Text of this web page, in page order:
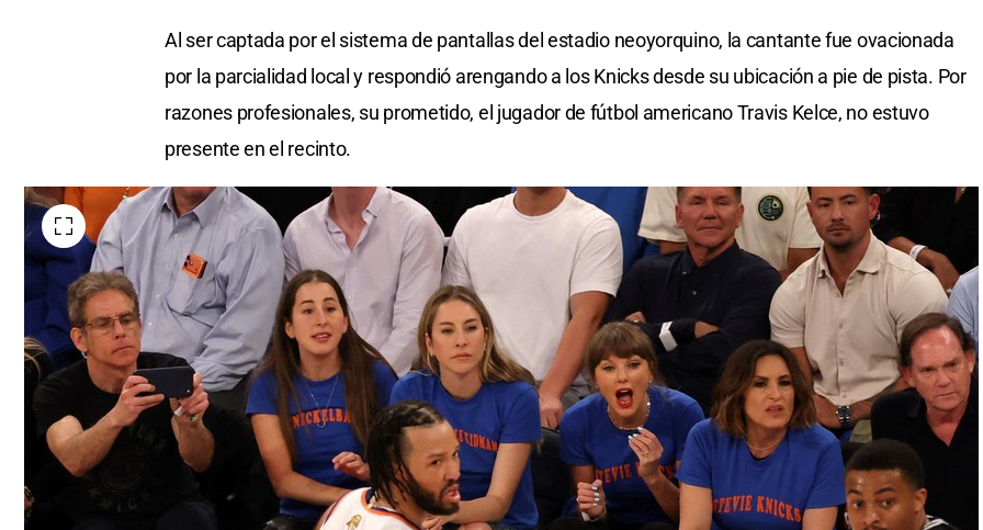
Al ser captada por el sistema de pantallas del estadio neoyorquino, la cantante fue ovacionada
por la parcialidad local y respondió arengando a los Knicks desde su ubicación a pie de pista. Por
razones profesionales, su prometido, el jugador de fútbol americano Travis Kelce, no estuvo
presente en el recinto.